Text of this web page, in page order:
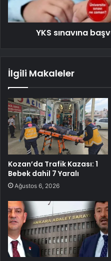
YKS sınavına
İlgili Makaleler
Kozan’da Trafik Kazası: 1
Bebek dahil 7 Yaralı
Ağustos 6, 2026